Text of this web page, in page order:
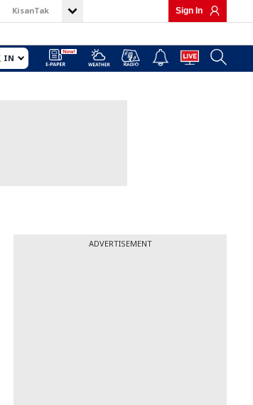
KisanTak Sign In
IN
ADVERTISEMENT